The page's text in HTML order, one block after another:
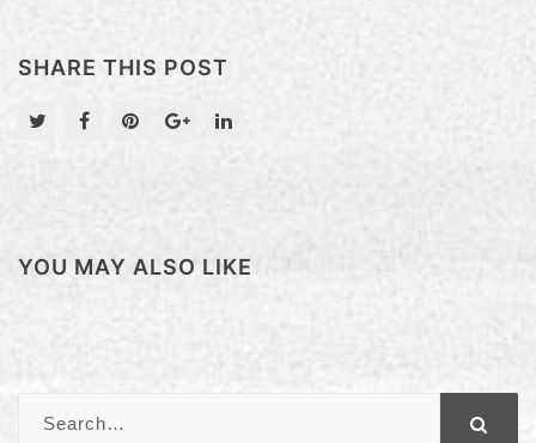
SHARE THIS POST
YOU MAY ALSO LIKE